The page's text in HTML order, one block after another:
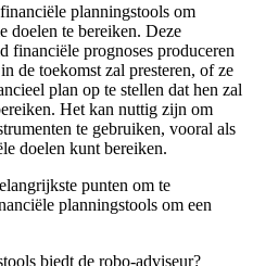
planningstools om
doelen te bereiken. Deze
financiële prognoses produceren
de toekomst zal presteren, of ze
plan op te stellen dat hen zal
Het kan nuttig zijn om
te gebruiken, vooral als
doelen kunt bereiken.
punten om te
planningstools om een
biedt de robo-adviseur?